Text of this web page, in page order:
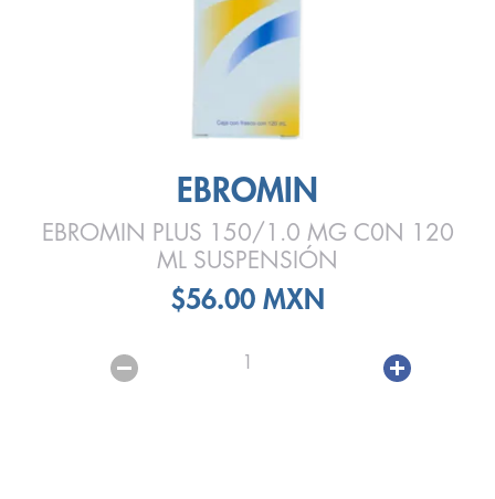
EBROMIN
EBROMIN PLUS 150/1.0 MG C0N 120
ML SUSPENSIÓN
$56.00 MXN
1